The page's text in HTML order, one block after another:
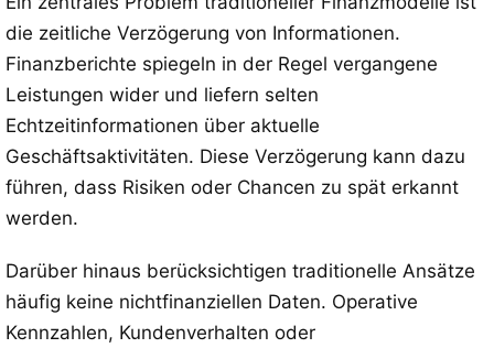
die zeitliche Verzögerung von Informationen.
Finanzberichte spiegeln in der Regel vergangene
Leistungen wider und liefern selten
Echtzeitinformationen über aktuelle
Geschäftsaktivitäten. Diese Verzögerung kann dazu
führen, dass Risiken oder Chancen zu spät erkannt
werden.
Darüber hinaus berücksichtigen traditionelle Ansätze
häufig keine nichtfinanziellen Daten. Operative
Kennzahlen, Kundenverhalten oder